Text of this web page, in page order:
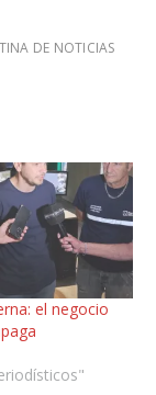
DE NOTICIAS
el negocio